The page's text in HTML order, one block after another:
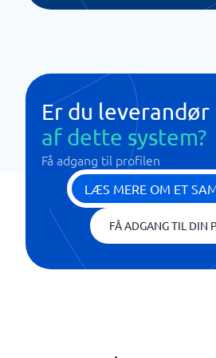
Er du leverandør
af dette system?
Få adgang til profilen
LÆS MERE OM ET
FÅ ADGANG TIL DIN